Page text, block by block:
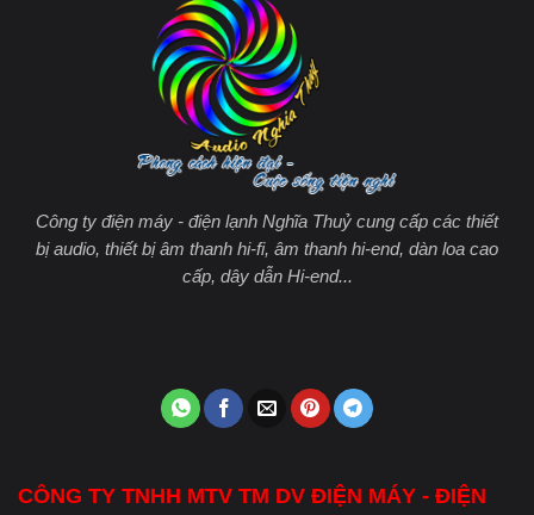
Công ty điện máy - điện lạnh Nghĩa Thuỷ cung cấp các thiết
bị audio, thiết bị âm thanh hi-fi, âm thanh hi-end, dàn loa cao
cấp, dây dẫn Hi-end...
CÔNG TY TNHH MTV TM DV ĐIỆN MÁY - ĐIỆN